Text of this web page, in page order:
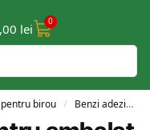
lei 0
birou / Benzi adezive și dispensere